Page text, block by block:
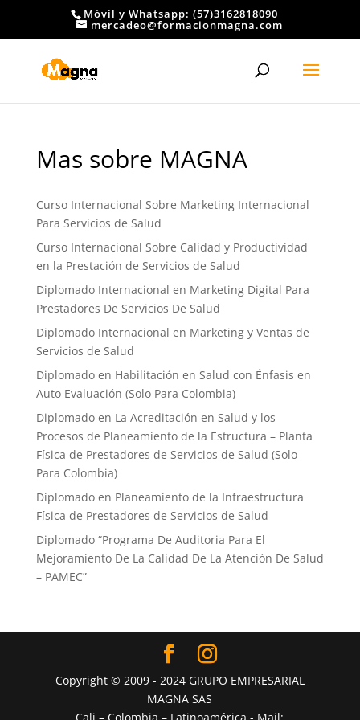
Móvil y Whatsapp: (57)3162818090
mercadeo@formacionmagna.com
Mas sobre MAGNA
Curso Internacional Sobre Marketing Internacional
Para Servicios de Salud
Curso Internacional Sobre Calidad y Productividad
en la Prestación de Servicios de Salud
Diplomado Internacional en Marketing Digital Para
Prestadores De Servicios De Salud
Diplomado Internacional en Marketing y Ventas de
Servicios de Salud
Diplomado en Habilitación en Salud con Énfasis en
Auto Evaluación ​(Solo Para Colombia)
Diplomado en La Acreditación en Salud y los
Procesos de Planeamiento de la Estructura – Planta
Física de Prestadores de Servicios de Salud (Solo
Para Colombia)
Diplomado en Planeamiento de la Infraestructura
Física de Prestadores de Servicios de Salud
Diplomado “Programa De Auditoria Para El
Mejoramiento ​De La Calidad De La Atención De Salud
– PAMEC”
Copyright © 2009 - 2024 GRUPO EMPRESARIAL
MAGNA SAS